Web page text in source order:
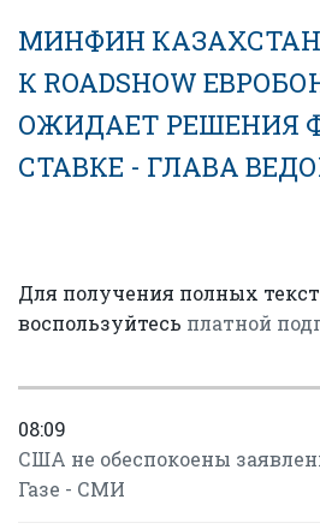
МИНФИН
К ROADSHOW
ОЖИДАЕТ РЕШЕНИЯ
СТАВКЕ - ГЛАВА
Для получения полных
воспользуйтесь платной
08:09
США не обеспокоены
Газе - СМИ